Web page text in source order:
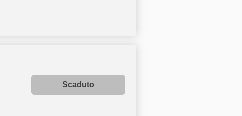
Scaduto